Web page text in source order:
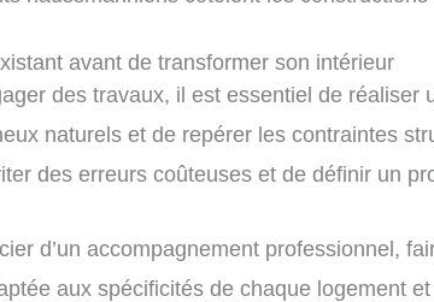
avant de transformer son intérieur
des travaux, il est essentiel de réaliser
naturels et de repérer les contraintes
des erreurs coûteuses et de définir un
d’un accompagnement professionnel,
aux spécificités de chaque logement